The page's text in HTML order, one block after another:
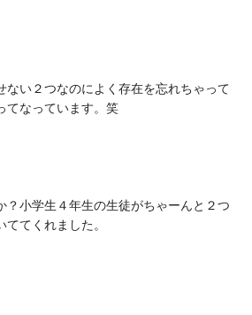
ない２つなのによく存在を忘れちゃって
てなっています。笑
？小学生４年生の生徒がちゃーんと２つ
てくれました。